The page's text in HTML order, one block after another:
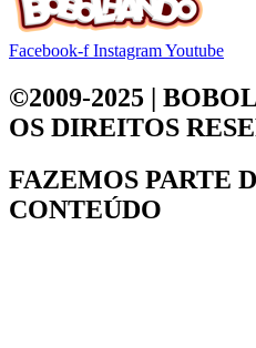
Facebook-f InstagramYoutube
©2009-2025 |
OS DIREITOS
FAZEMOS PARTE
CONTEÚDO